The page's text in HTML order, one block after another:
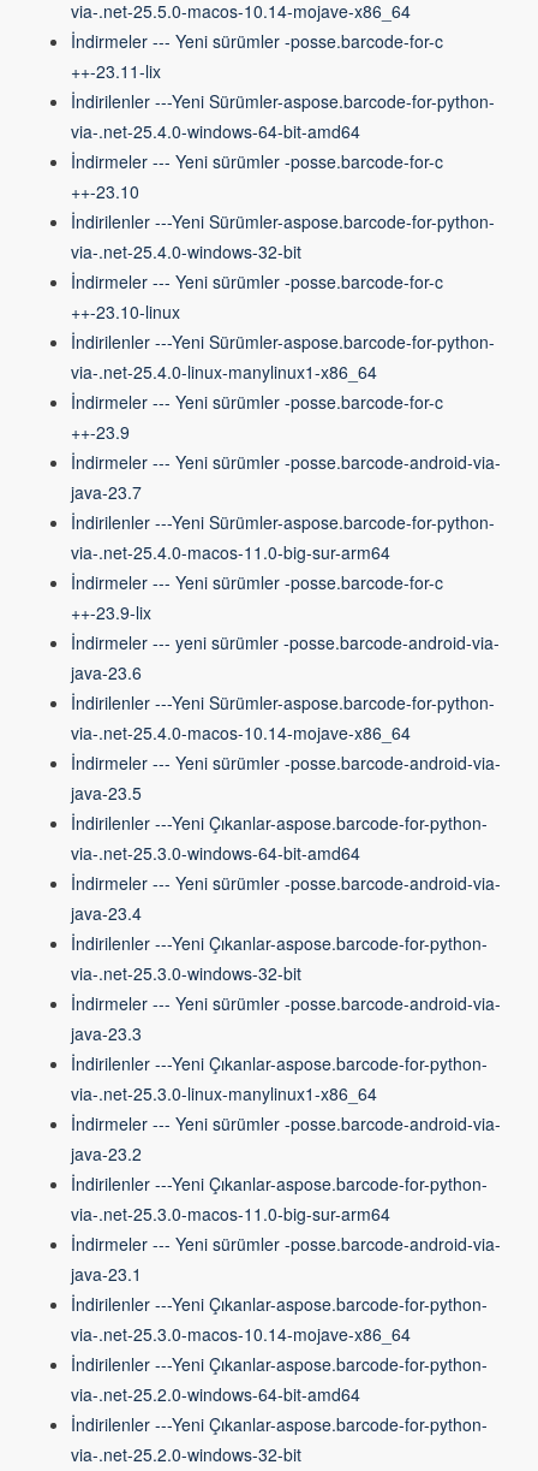
via-.net-25.5.0-macos-10.14-mojave-x86_64
İndirmeler --- Yeni sürümler -posse.barcode-for-c
++-23.11-lix
İndirilenler ---Yeni Sürümler-aspose.barcode-for-python-
via-.net-25.4.0-windows-64-bit-amd64
İndirmeler --- Yeni sürümler -posse.barcode-for-c
++-23.10
İndirilenler ---Yeni Sürümler-aspose.barcode-for-python-
via-.net-25.4.0-windows-32-bit
İndirmeler --- Yeni sürümler -posse.barcode-for-c
++-23.10-linux
İndirilenler ---Yeni Sürümler-aspose.barcode-for-python-
via-.net-25.4.0-linux-manylinux1-x86_64
İndirmeler --- Yeni sürümler -posse.barcode-for-c
++-23.9
İndirmeler --- Yeni sürümler -posse.barcode-android-via-
java-23.7
İndirilenler ---Yeni Sürümler-aspose.barcode-for-python-
via-.net-25.4.0-macos-11.0-big-sur-arm64
İndirmeler --- Yeni sürümler -posse.barcode-for-c
++-23.9-lix
İndirmeler --- yeni sürümler -posse.barcode-android-via-
java-23.6
İndirilenler ---Yeni Sürümler-aspose.barcode-for-python-
via-.net-25.4.0-macos-10.14-mojave-x86_64
İndirmeler --- Yeni sürümler -posse.barcode-android-via-
java-23.5
İndirilenler ---Yeni Çıkanlar-aspose.barcode-for-python-
via-.net-25.3.0-windows-64-bit-amd64
İndirmeler --- Yeni sürümler -posse.barcode-android-via-
java-23.4
İndirilenler ---Yeni Çıkanlar-aspose.barcode-for-python-
via-.net-25.3.0-windows-32-bit
İndirmeler --- Yeni sürümler -posse.barcode-android-via-
java-23.3
İndirilenler ---Yeni Çıkanlar-aspose.barcode-for-python-
via-.net-25.3.0-linux-manylinux1-x86_64
İndirmeler --- Yeni sürümler -posse.barcode-android-via-
java-23.2
İndirilenler ---Yeni Çıkanlar-aspose.barcode-for-python-
via-.net-25.3.0-macos-11.0-big-sur-arm64
İndirmeler --- Yeni sürümler -posse.barcode-android-via-
java-23.1
İndirilenler ---Yeni Çıkanlar-aspose.barcode-for-python-
via-.net-25.3.0-macos-10.14-mojave-x86_64
İndirilenler ---Yeni Çıkanlar-aspose.barcode-for-python-
via-.net-25.2.0-windows-64-bit-amd64
İndirilenler ---Yeni Çıkanlar-aspose.barcode-for-python-
via-.net-25.2.0-windows-32-bit